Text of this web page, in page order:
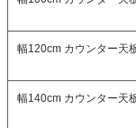
幅120cm カウンター天
幅140cm カウンター天